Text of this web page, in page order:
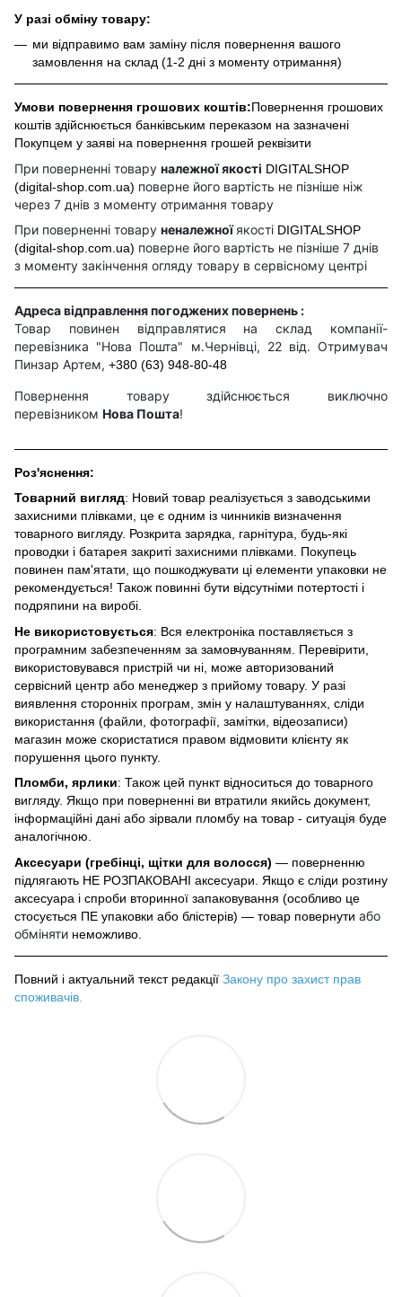
У разі обміну товару:
ми відправимо вам заміну після повернення вашого
замовлення на склад (1-2 дні з моменту отримання)
Умови повернення грошових коштів:Повернення грошових
коштів здійснюється банківським переказом на зазначені
Покупцем у заяві на повернення грошей реквізити
При поверненні товару належної якості DIGITALSHOP
(digital-shop.com.ua) поверне його вартість не пізніше ніж
через 7 днів з моменту отримання товару
При поверненні товару неналежноїякості DIGITALSHOP
(digital-shop.com.ua) поверне його вартість не пізніше 7 днів
з моменту закінчення огляду товару в сервісному центрі
Адреса відправлення погоджених повернень :
Товар повинен відправлятися на склад компанії-
перевізника "Нова Пошта" м.Чернівці, 22 від. Отримувач
Пинзар Артем, +380 (63) 948-80-48
Повернення товару здійснюється виключно
перевізником Нова Пошта!
Роз'яснення:
Товарний вигляд: Новий товар реалізується з заводськими
захисними плівками, це є одним із чинників визначення
товарного вигляду. Розкрита зарядка, гарнітура, будь-які
проводки і батарея закриті захисними плівками. Покупець
повинен пам'ятати, що пошкоджувати ці елементи упаковки не
рекомендується! Також повинні бути відсутніми потертості і
подряпини на виробі.
Не використовується: Вся електроніка поставляється з
програмним забезпеченням за замовчуванням. Перевірити,
використовувався пристрій чи ні, може авторизований
сервісний центр або менеджер з прийому товару. У разі
виявлення сторонніх програм, змін у налаштуваннях, сліди
використання (файли, фотографії, замітки, відеозаписи)
магазин може скористатися правом відмовити клієнту як
порушення цього пункту.
Пломби, ярлики: Також цей пункт відноситься до товарного
вигляду. Якщо при поверненні ви втратили якийсь документ,
інформаційні дані або зірвали пломбу на товар - ситуація буде
аналогічною.
Аксесуари (гребінці, щітки для волосся) — поверненню
підлягають НЕ РОЗПАКОВАНІ аксесуари. Якщо є сліди розтину
аксесуара і спроби вторинної запаковування (особливо це
стосується ПЕ упаковки або блістерів) — товар повернути або
обміняти неможливо.
Повний і актуальний текст редакції Закону про захист прав
споживачів